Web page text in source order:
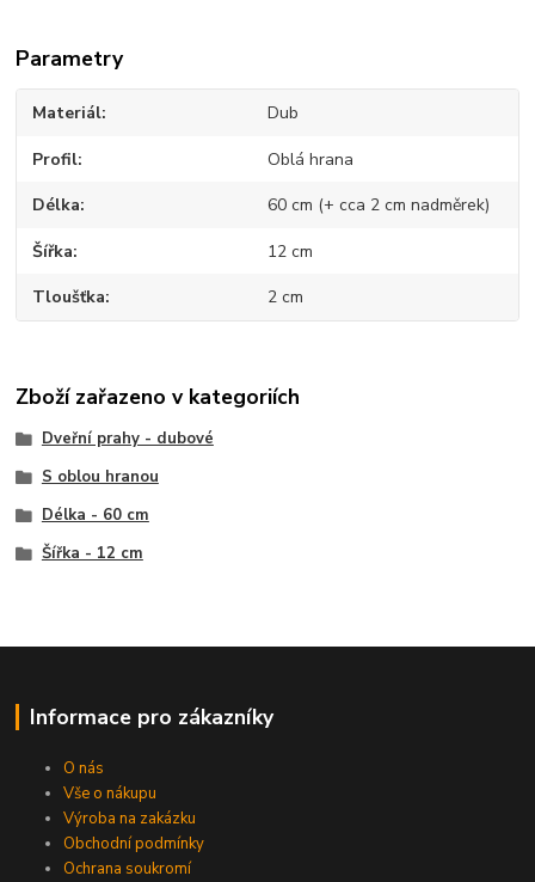
Parametry
Materiál Dub
Profil Oblá hrana
Délka 60 cm (+ cca 2 cm nadměrek)
Šířka 12 cm
Tloušťka 2 cm
Zboží zařazeno v kategoriích
Dveřní prahy - dubové
S oblou hranou
Délka - 60 cm
Šířka - 12 cm
Informace pro zákazníky
O nás
Vše o nákupu
Výroba na zakázku
Obchodní podmínky
Ochrana soukromí